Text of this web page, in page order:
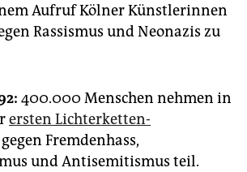
Aufruf Kölner Künstlerinnen
Rassismus und Neonazis zu
400.000 Menschen nehmen in
ersten Lichterketten-
gegen Fremdenhass,
und Antisemitismus teil.